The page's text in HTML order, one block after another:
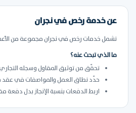
عن خدمة رخص في نجران
تشمل خدمات رخص في نجران مجموعة من
ما الذي تبحث عنه؟
تحقّق من توثيق المقاول وسجله
حدّد نطاق العمل والمواصفات في
اربط الدفعات بنسبة الإنجاز بدل دفعة